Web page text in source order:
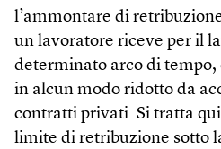
l’ammontare di
un lavoratore riceve per il
determinato arco di tempo,
in alcun modo ridotto da
contratti privati. Si tratta
limite di retribuzione sotto